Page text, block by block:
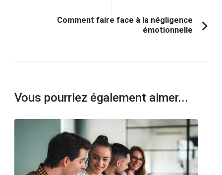
Comment faire face à la négligence
émotionnelle
Vous pourriez également aimer...